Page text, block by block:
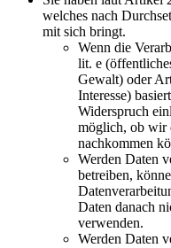
welches nach
mit sich bringt.
Wenn die
lit. e
Gewalt) oder
Interesse)
Widerspruch
möglich, ob wir
nachkommen
Werden Daten
betreiben,
Daten danach
verwenden.
Werden Daten